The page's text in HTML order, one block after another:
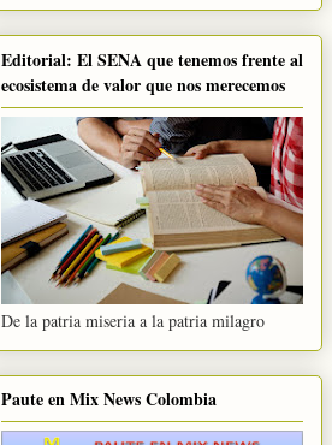
Editorial: El SENA que tenemos frente al
ecosistema de valor que nos merecemos
De la patria miseria a la patria milagro
Paute en Mix News Colombia